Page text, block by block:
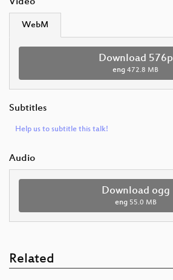
WebM
Download 576p
eng 472.8 MB
Subtitles
Help us to subtitle this talk!
Audio
Download ogg
eng 55.0 MB
Related